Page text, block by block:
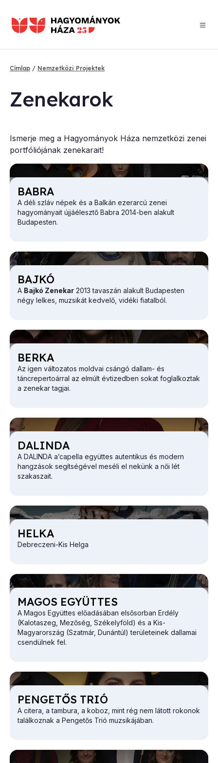
tartalomra
Címlap Nemzetközi Projektek
Ze­ne­ka­rok
Ismerje meg a Hagyományok Háza nemzetközi zenei
portfóliójának zenekarait!
BAB­RA
A déli szláv népek és a Balkán ezerarcú zenei
hagyományait újjáélesztő Babra 2014-ben alakult
Budapesten.
BAJ­KÓ
A Bajkó Zenekar 2013 tavaszán alakult Budapesten
négy lelkes, muzsikát kedvelő, vidéki fiatalból.
BER­KA
Az igen változatos moldvai csángó dallam- és
táncrepertoárral az elmúlt évtizedben sokat foglalkoztak
a zenekar tagjai.
DALIN­DA
A DALINDA a’capella együttes autentikus és modern
hangzások segítségével meséli el nekünk a női lét
szakaszait.
HEL­KA
Debreczeni-Kis Helga
MA­GOS EGYÜT­TES
A Magos Együttes előadásában elsősorban Erdély
(Kalotaszeg, Mezőség, Székelyföld) és a Kis-
Magyarország (Szatmár, Dunántúl) területeinek dallamai
csendülnek fel.
PEN­GE­TŐS TRIÓ
A citera, a tambura, a koboz, mint rég nem látott rokonok
találkoznak a Pengetős Trió muzsikájában.